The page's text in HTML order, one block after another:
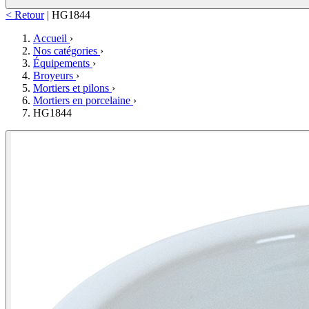
< Retour | HG1844
Accueil ›
Nos catégories ›
Équipements ›
Broyeurs ›
Mortiers et pilons ›
Mortiers en porcelaine ›
HG1844